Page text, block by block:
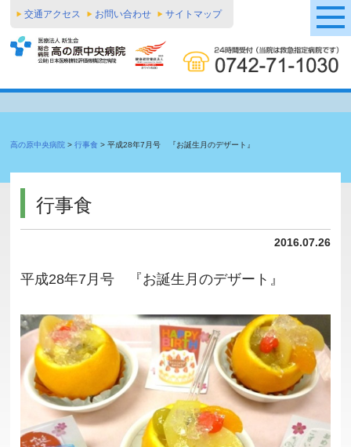
交通アクセス お問い合わせ サイトマップ
高の原中央病院 >行事食 >平成28年7月号 『お誕生月のデザート』
行事食
2016.07.26
平成28年7月号 『お誕生月のデザート』